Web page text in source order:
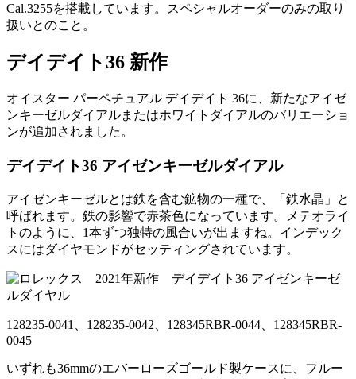
Cal.3255を搭載しています。スペシャルオーダーのみの取り
扱いとのこと。
デイデイト36 新作
オイスター パーペチュアル デイデイト 36に、新たなアイゼ
ンキーゼルダイアルまたはホワイトダイアルのバリエーショ
ンが追加されました。
デイデイト36 アイゼンキーゼルダイアル
アイゼンキーゼルとは鉄を含む鉱物の一種で、「鉄水晶」と
呼ばれます。鉄の影響で赤茶色になっています。メテオライ
トのように、1本ずつ独特の風合いが出ますね。インデック
スにはダイヤモンドがセッティングされています。
128235-0041、128235-0042、128345RBR-0044、128345RBR-
0045
いずれも36mmのエバーローズゴールド製ケースに、フルー